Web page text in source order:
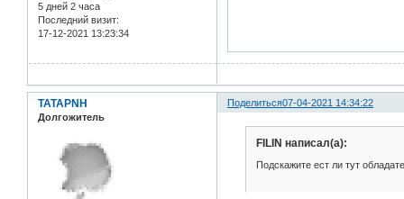
5 дней 2 часа
Последний визит:
17-12-2021 13:23:34
Поделиться07-04-2021 14:34:22
TATAPNH
Долгожитель
FILIN написал(а):
Подскажите ест ли тут